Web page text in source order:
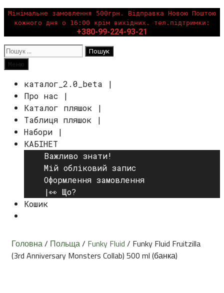
Перейти
вмісту
Мінімальне замовлення 500грн. Відправка Новою Поштою
кожного дня о 16:00 крім вихідних. тел.підтримки:
+380-99-224-93-21
Пошук:
Пошук
Меню
каталог_2.0_beta |
Про нас |
Каталог пляшок |
Таблиця пляшок |
Набори |
КАБІНЕТ
Важливо знати!
Мій обліковий запис
Оформлення замовлення
|👀 Що?
Кошик
Головна/ Польща/ Funky Fluid / Funky Fluid Fruitzilla
(3rd Anniversary Monsters Collab) 500 ml (банка)